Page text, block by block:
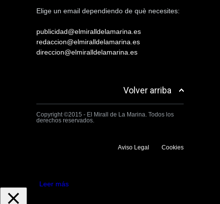
Elige un email dependiendo de què necesites:
publicidad@elmiralldelamarina.es
redaccion@elmiralldelamarina.es
direccion@elmiralldelamarina.es
Volver arriba
Copyright ©2015 - El Mirall de La Marina. Todos los
derechos reservados.
Aviso Legal Cookies
Leer más